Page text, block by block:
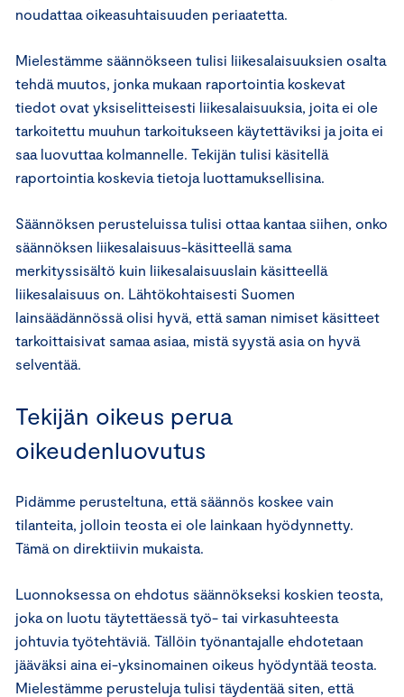
noudattaa oikeasuhtaisuuden periaatetta.
Mielestämme säännökseen tulisi liikesalaisuuksien osalta
tehdä muutos, jonka mukaan raportointia koskevat
tiedot ovat yksiselitteisesti liikesalaisuuksia, joita ei ole
tarkoitettu muuhun tarkoitukseen käytettäviksi ja joita ei
saa luovuttaa kolmannelle. Tekijän tulisi käsitellä
raportointia koskevia tietoja luottamuksellisina.
Säännöksen perusteluissa tulisi ottaa kantaa siihen, onko
säännöksen liikesalaisuus-käsitteellä sama
merkityssisältö kuin liikesalaisuuslain käsitteellä
liikesalaisuus on. Lähtökohtaisesti Suomen
lainsäädännössä olisi hyvä, että saman nimiset käsitteet
tarkoittaisivat samaa asiaa, mistä syystä asia on hyvä
selventää.
Tekijän oikeus perua
oikeudenluovutus
Pidämme perusteltuna, että säännös koskee vain
tilanteita, jolloin teosta ei ole lainkaan hyödynnetty.
Tämä on direktiivin mukaista.
Luonnoksessa on ehdotus säännökseksi koskien teosta,
joka on luotu täytettäessä työ- tai virkasuhteesta
johtuvia työtehtäviä. Tällöin työnantajalle ehdotetaan
jääväksi aina ei-yksinomainen oikeus hyödyntää teosta.
Mielestämme perusteluja tulisi täydentää siten, että